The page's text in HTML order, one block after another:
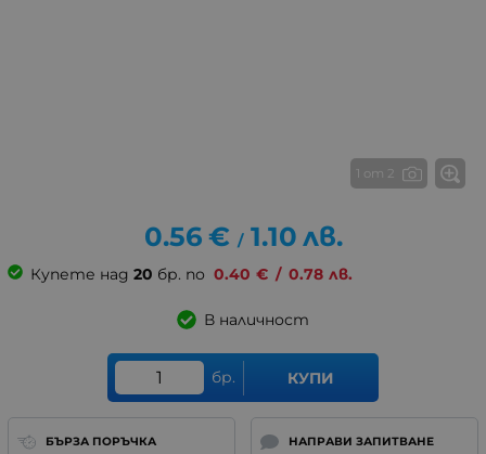
1 от 2
0.56 € / 1.10 лв.
Купете над 20 бр. по 0.40 € / 0.78 лв.
В наличност
бр. КУПИ
БЪРЗА ПОРЪЧКА НАПРАВИ ЗАПИТВАНЕ